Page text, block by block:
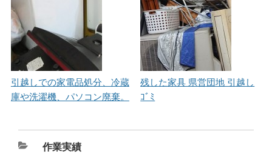
引越しでの家電品処分、冷蔵
庫や洗濯機、パソコン廃棄。
残した家具 県営団地 引越し
ｺﾞﾐ
カ
作業実績